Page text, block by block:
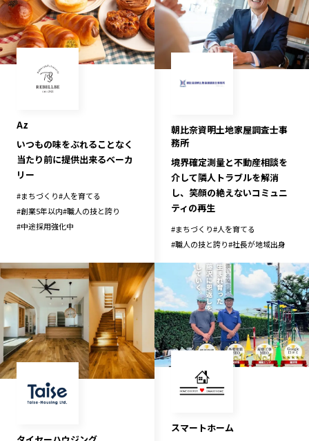
Az
いつもの味をぶれることなく
当たり前に提供出来るベーカ
リー
#まちづくり#人を育てる
#創業5年以内#職人の技と誇り
#中途採用強化中
朝比奈資明土地家屋調査士事
務所
境界確定測量と不動産相談を
介して隣人トラブルを解消
し、笑顔の絶えないコミュニ
ティの再生
#まちづくり#人を育てる
#職人の技と誇り#社長が地域出身
スマートホーム